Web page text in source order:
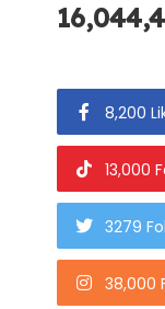
8,200
13,000
3279
38,000